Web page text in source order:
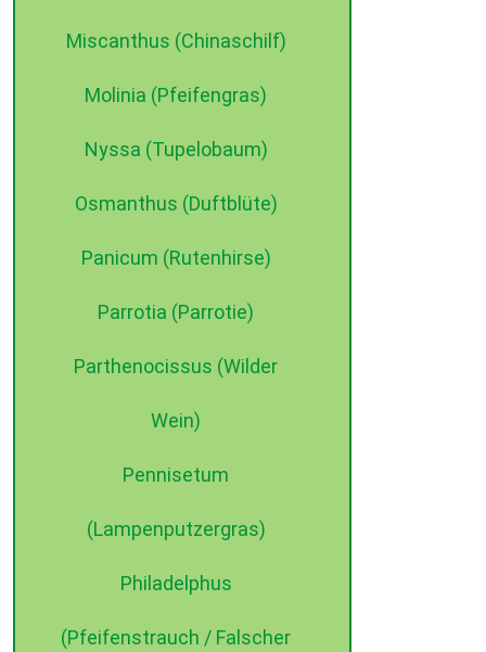
Miscanthus (Chinaschilf)
Molinia (Pfeifengras)
Nyssa (Tupelobaum)
Osmanthus (Duftblüte)
Panicum (Rutenhirse)
Parrotia (Parrotie)
Parthenocissus (Wilder
Wein)
Pennisetum
(Lampenputzergras)
Philadelphus
(Pfeifenstrauch / Falscher